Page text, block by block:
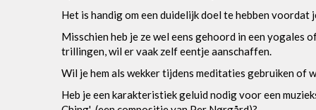
Het is handig om een duidelijk doel te hebben voordat
Misschien heb je ze wel eens gehoord in een yogales
trillingen, wil er vaak zelf eentje aanschaffen.
Wil je hem als wekker tijdens meditaties gebruiken of
Heb je een karakteristiek geluid nodig voor een